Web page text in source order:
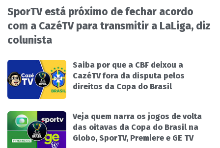
SporTV está próximo de fechar acordo
com a CazéTV para transmitir a LaLiga, diz
colunista
Saiba por que a CBF deixou a
CazéTV fora da disputa pelos
direitos da Copa do Brasil
Veja quem narra os jogos de volta
das oitavas da Copa do Brasil na
Globo, SporTV, Premiere e GE TV